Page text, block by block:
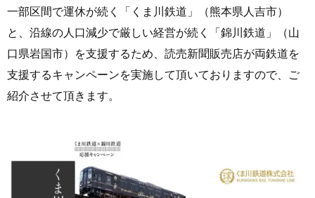
一部区間で運休が続く「くま川鉄道」（熊本県人吉市）
と、沿線の人口減少で厳しい経営が続く「錦川鉄道」（山
口県岩国市）を支援するため、読売新聞販売店が両鉄道を
支援するキャンペーンを実施して頂いておりますので、ご
紹介させて頂きます。